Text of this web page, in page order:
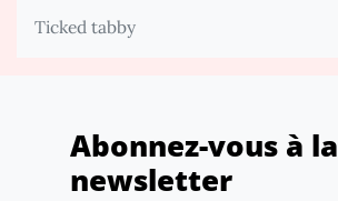
Ticked tabby
Abonnez-vous à la
newsletter